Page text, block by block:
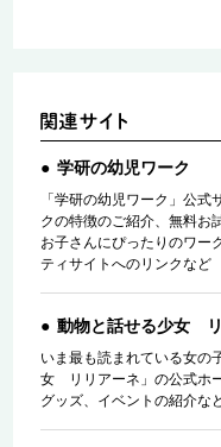
学研の幼児ワーク
「学研の幼児ワーク」公
クの特徴のご紹介、無料お
お子さんにぴったりのワー
ティサイトへのリンクなど
動物と話せる少女
いま最も読まれている女の
女 リリアーネ」の公式ホ
グッズ、イベントの紹介な